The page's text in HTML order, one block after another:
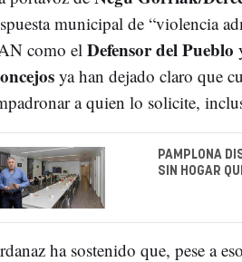
municipal de “violencia
como el Defensor del Pueblo
ya han dejado claro que
a quien lo solicite,
PAMPLONA
SIN HOGAR
ha sostenido que, pese a